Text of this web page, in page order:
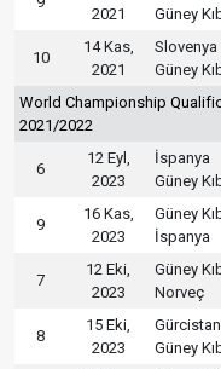
2021 Güney
10
14 Kas,
2021
Slovenya
Güney
World Championship
2021/2022
6
12 Eyl,
2023
İspanya
Güney
9
16 Kas,
2023
Güney
İspanya
7
12 Eki,
2023
Güney
Norveç
8
15 Eki,
2023
Gürcistan
Güney